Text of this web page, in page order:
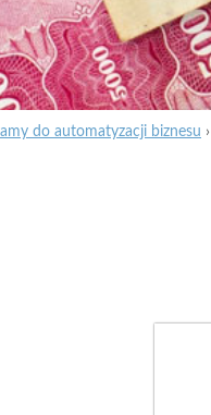
do automatyzacji biznesu ›